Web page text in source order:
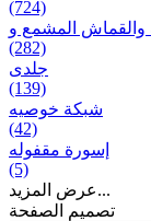
(724)
(282)
جلدی
(139)
شبكة خوصیه
(42)
إسورة مقفوله
(5)
عرض المزيد...
تصميم الصفحة